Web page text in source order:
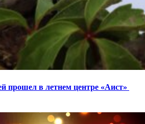
прошел в летнем центре «Аист»